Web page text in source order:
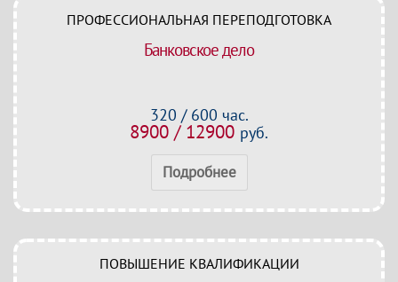
ПРОФЕССИОНАЛЬНАЯ ПЕРЕПОДГОТОВКА
Банковское дело
320 / 600 час.
8900 / 12900 руб.
Подробнее
ПОВЫШЕНИЕ КВАЛИФИКАЦИИ